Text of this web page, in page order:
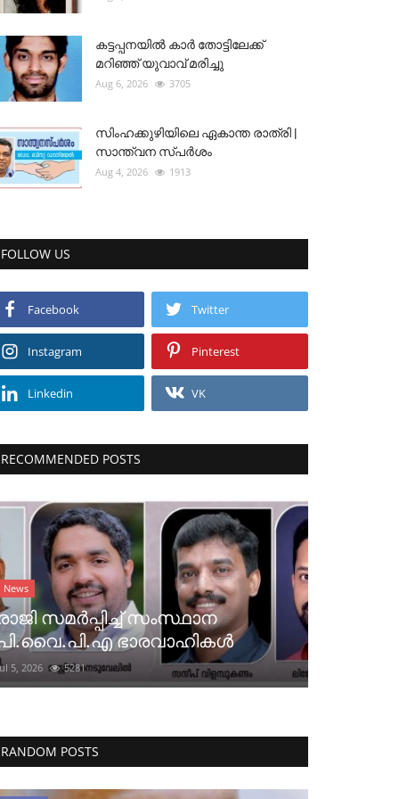
കട്ടപ്പനയിൽ കാർ തോട്ടിലേക്ക്
മറിഞ്ഞ് യുവാവ് മരിച്ചു
Aug 6, 2026 3705
സിംഹക്കുഴിയിലെ ഏകാന്ത രാത്രി |
സാന്ത്വന സ്പർശം
Aug 4, 2026 1913
FOLLOW US
Facebook Twitter
Instagram Pinterest
Linkedin VK
RECOMMENDED POSTS
News
സമർപ്പിച്ച് സംസ്ഥാന
ഭാരവാഹികൾ
5, 2026 5281
RANDOM POSTS